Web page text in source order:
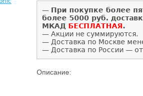
— При покупке более
более 5000 руб.
МКАД БЕСПЛАТНАЯ.
— Акции не суммируются.
— Доставка по Москве
— Доставка по России —
Описание: